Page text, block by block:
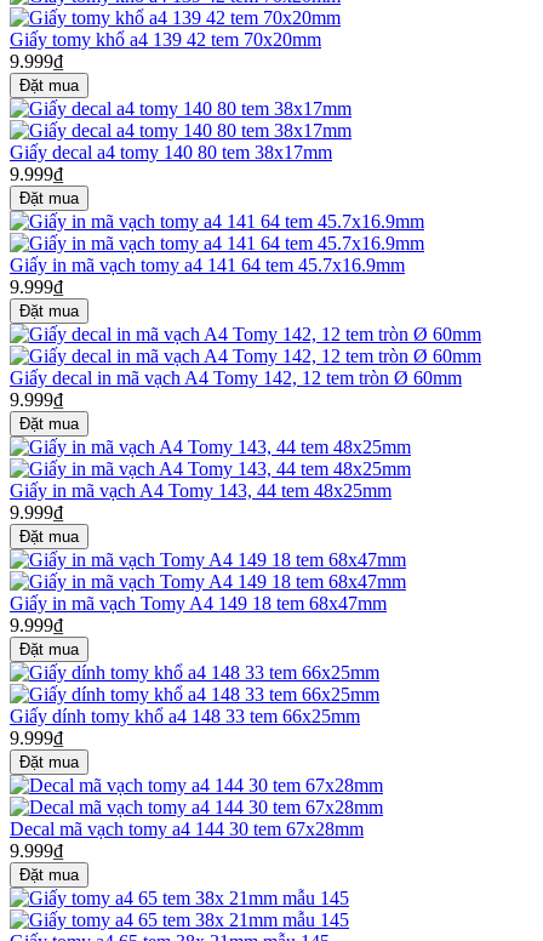
Giấy tomy khổ a4 139 42 tem 70x20mm
9.999₫
Giấy decal a4 tomy 140 80 tem 38x17mm
9.999₫
Giấy in mã vạch tomy a4 141 64 tem 45.7x16.9mm
9.999₫
Giấy decal in mã vạch A4 Tomy 142, 12 tem tròn Ø 60mm
9.999₫
Giấy in mã vạch A4 Tomy 143, 44 tem 48x25mm
9.999₫
Giấy in mã vạch Tomy A4 149 18 tem 68x47mm
9.999₫
Giấy dính tomy khổ a4 148 33 tem 66x25mm
9.999₫
Decal mã vạch tomy a4 144 30 tem 67x28mm
9.999₫